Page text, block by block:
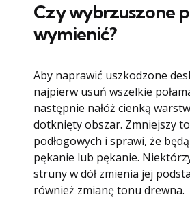
Czy wybrzuszone
wymienić?
Aby naprawić uszkodzone
najpierw usuń wszelkie
następnie nałóż cienką
dotknięty obszar. Zmniejszy
podłogowych i sprawi, że
pękanie lub pękanie.
struny w dół zmienia jej
również zmianę tonu drewna.